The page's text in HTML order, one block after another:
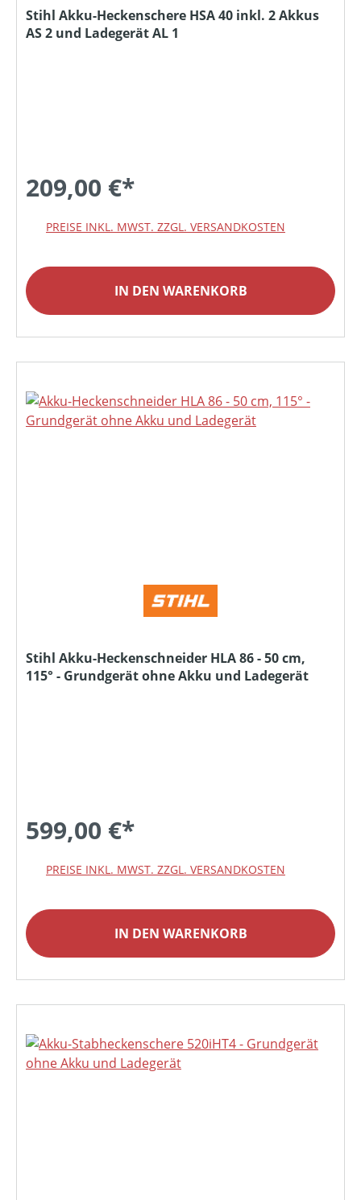
Stihl Akku-Heckenschere HSA 40 inkl. 2 Akkus
AS 2 und Ladegerät AL 1
209,00 €*
PREISE INKL. MWST. ZZGL. VERSANDKOSTEN
IN DEN WARENKORB
Stihl Akku-Heckenschneider HLA 86 - 50 cm,
115° - Grundgerät ohne Akku und Ladegerät
599,00 €*
PREISE INKL. MWST. ZZGL. VERSANDKOSTEN
IN DEN WARENKORB